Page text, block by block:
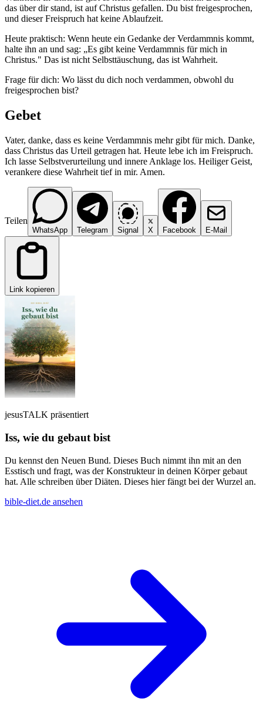
das über dir stand, ist auf Christus gefallen. Du bist freigesprochen,
und dieser Freispruch hat keine Ablaufzeit.
Heute praktisch: Wenn heute ein Gedanke der Verdammnis kommt,
halte ihn an und sag: „Es gibt keine Verdammnis für mich in
Christus." Das ist nicht Selbsttäuschung, das ist Wahrheit.
Frage für dich: Wo lässt du dich noch verdammen, obwohl du
freigesprochen bist?
Gebet
Vater, danke, dass es keine Verdammnis mehr gibt für mich. Danke,
dass Christus das Urteil getragen hat. Heute lebe ich im Freispruch.
Ich lasse Selbstverurteilung und innere Anklage los. Heiliger Geist,
verankere diese Wahrheit tief in mir. Amen.
Teilen
WhatsApp Telegram Signal X Facebook E-Mail
Link kopieren
jesusTALK präsentiert
Iss, wie du gebaut bist
Du kennst den Neuen Bund. Dieses Buch nimmt ihn mit an den
Esstisch und fragt, was der Konstrukteur in deinen Körper gebaut
hat. Alle schreiben über Diäten. Dieses hier fängt bei der Wurzel an.
bible-diet.de ansehen